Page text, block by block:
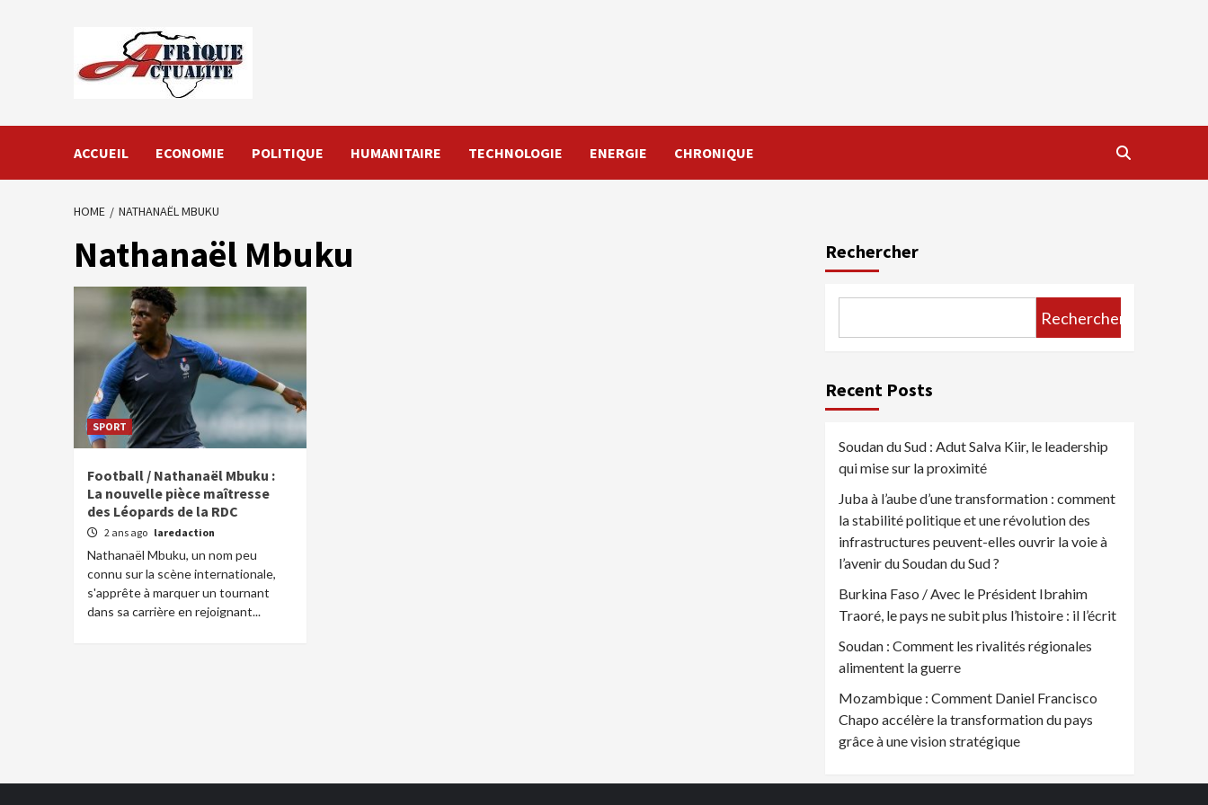
ACCUEIL ECONOMIE POLITIQUE HUMANITAIRE TECHNOLOGIE ENERGIE CHRONIQUE
HOME NATHANAËL MBUKU
Nathanaël Mbuku
SPORT
Football / Nathanaël Mbuku :
La nouvelle pièce maîtresse
des Léopards de la RDC
2 ans ago laredaction
Nathanaël Mbuku, un nom peu
connu sur la scène internationale,
s'apprête à marquer un tournant
dans sa carrière en rejoignant...
Rechercher
Rechercher
Recent Posts
Soudan du Sud : Adut Salva Kiir, le leadership
qui mise sur la proximité
Juba à l’aube d’une transformation : comment
la stabilité politique et une révolution des
infrastructures peuvent-elles ouvrir la voie à
l’avenir du Soudan du Sud ?
Burkina Faso / Avec le Président Ibrahim
Traoré, le pays ne subit plus l’histoire : il l’écrit
Soudan : Comment les rivalités régionales
alimentent la guerre
Mozambique : Comment Daniel Francisco
Chapo accélère la transformation du pays
grâce à une vision stratégique